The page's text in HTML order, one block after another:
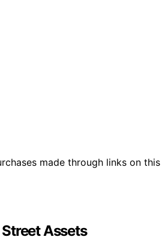
made through links on
Assets